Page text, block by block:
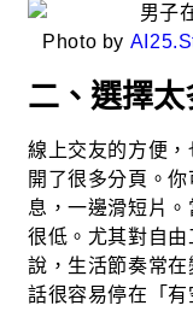
Photo by
二、選擇
線上交友的方便
開了很多分頁。
息，一邊滑短片
很低。尤其對自
說，生活節奏常
話很容易停在「有